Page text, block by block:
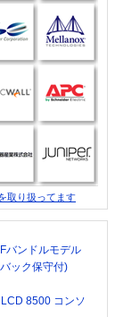
取り扱ってます
バンドルモデル
ック保守付)
8500 コンソ